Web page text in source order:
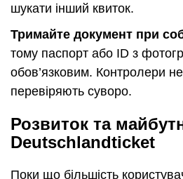
шукати інший квиток.
Тримайте документ при
тому паспорт або ID з
обов’язковим. Контролери
перевіряють суворо.
Розвиток та
Deutschlandticket
Поки що більшість